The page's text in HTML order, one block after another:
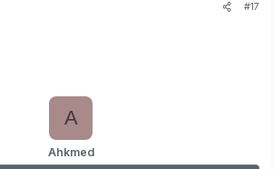
#17
Ahkmed
A